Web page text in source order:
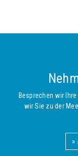
Besprechen wir
wir Sie zu der
»